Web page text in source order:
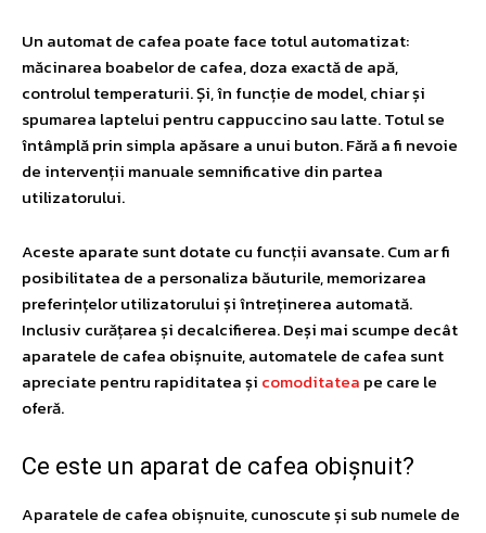
Un automat de cafea poate face totul automatizat:
măcinarea boabelor de cafea, doza exactă de apă,
controlul temperaturii. Și, în funcție de model, chiar și
spumarea laptelui pentru cappuccino sau latte. Totul se
întâmplă prin simpla apăsare a unui buton. Fără a fi nevoie
de intervenții manuale semnificative din partea
utilizatorului.
Aceste aparate sunt dotate cu funcții avansate. Cum ar fi
posibilitatea de a personaliza băuturile, memorizarea
preferințelor utilizatorului și întreținerea automată.
Inclusiv curățarea și decalcifierea. Deși mai scumpe decât
aparatele de cafea obișnuite, automatele de cafea sunt
apreciate pentru rapiditatea și comoditatea pe care le
oferă.
Ce este un aparat de cafea obișnuit?
Aparatele de cafea obișnuite, cunoscute și sub numele de